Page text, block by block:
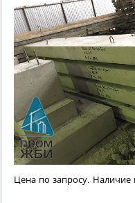
Цена по запросу. Наличие